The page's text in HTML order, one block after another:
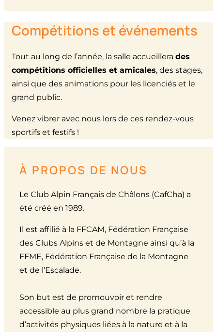
Compétitions et événements
Tout au long de l’année, la salle accueillera des
compétitions officielles et amicales, des stages,
ainsi que des animations pour les licenciés et le
grand public.
Venez vibrer avec nous lors de ces rendez-vous
sportifs et festifs !
À PROPOS DE NOUS
Le Club Alpin Français de Châlons (CafCha) a
été créé en 1989.
Il est affilié à la FFCAM, Fédération Française
des Clubs Alpins et de Montagne ainsi qu’à la
FFME, Fédération Française de la Montagne
et de l’Escalade.
Son but est de promouvoir et rendre
accessible au plus grand nombre la pratique
d’activités physiques liées à la nature et à la